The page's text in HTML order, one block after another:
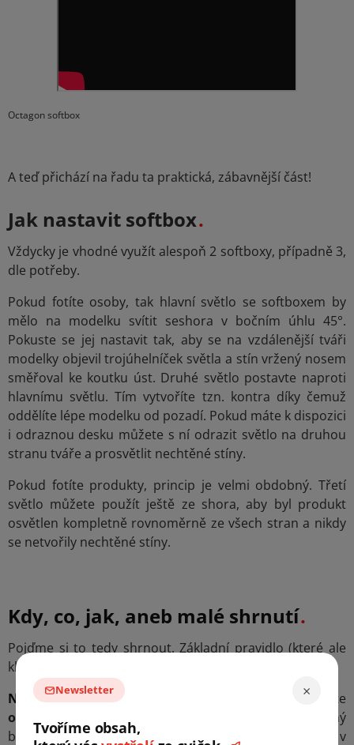
Octagon softbox
A teď přichází na řadu ta praktická, zábavnější část!
Jak nastavit softbox
Vždycky je vhodné využít alespoň 2 softboxy, případně 3,
dle potřeby.
Pokud fotíte osoby, tak hlavní světlo se softboxem by
mělo na modelku svítit seshora v bočním úhlu 45°.
Pokuste se jej nastavit tak, aby se na vzdálenější tváři
modelky objevil trojúhelníček světla a stín vržený nosem
směřoval ke koutku úst. Druhé světlo postavte naproti
hlavnímu světlu. Tím vytvoříte tzn. kontra díky čemuž
oddělíte lépe modelku od pozadí. Pokud máte k dispozici
i odraznou desku můžete s ní odrazit světlo na druhou
stranu tváře a prosvětlit nechtěné stíny.
Pokud fotíte produkty, princip je velmi obdobný. Třetí
světlo můžete použít ještě ze shora, aby byl produkt
osvětlen kompletně rovnoměrně ze všech stran a nikdy
se netvořily nechtěné stíny.
Kdy, co, jak, aneb malé shrnutí
Pojďme si to tedy shrnout. Základní pravidlo (které ale
klidně poruště, pokud víte, proč to děláte) je:
Na portrét (nasvícení obličeje modelu) vždy používejte
oktagon
softbox. Je svým kulatým tvarem podobný
běžnému dennímu světlu na které jsme zvyklý a dělá v
Newsletter
×
Tvoříme obsah,